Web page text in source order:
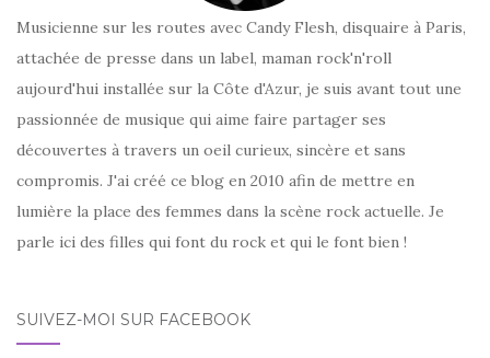
Musicienne sur les routes avec Candy Flesh, disquaire à Paris,
attachée de presse dans un label, maman rock'n'roll
aujourd'hui installée sur la Côte d'Azur, je suis avant tout une
passionnée de musique qui aime faire partager ses
découvertes à travers un oeil curieux, sincère et sans
compromis. J'ai créé ce blog en 2010 afin de mettre en
lumière la place des femmes dans la scène rock actuelle. Je
parle ici des filles qui font du rock et qui le font bien !
SUIVEZ-MOI SUR FACEBOOK